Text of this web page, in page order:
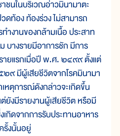
ชนในบริเวณอ่าวมินามาตะ
ท้อง ท้องร่วง ไม่สามารถ
ำงานของกล้ามเนื้อ ประสาท
บางรายมีอาการชัก มีการ
ยแรกเมื่อปี พ.ศ. ๒๔๙๙ ตั้งแต่
๙ มีผู้เสียชีวิตจากโรคมินามา
หตุการณ์ดังกล่าวจะเกิดขึ้น
ยังมีรายงานผู้เสียชีวิต หรือมี
เกิดจากการรับประทานอาหาร
รั้งนั้นอยู่